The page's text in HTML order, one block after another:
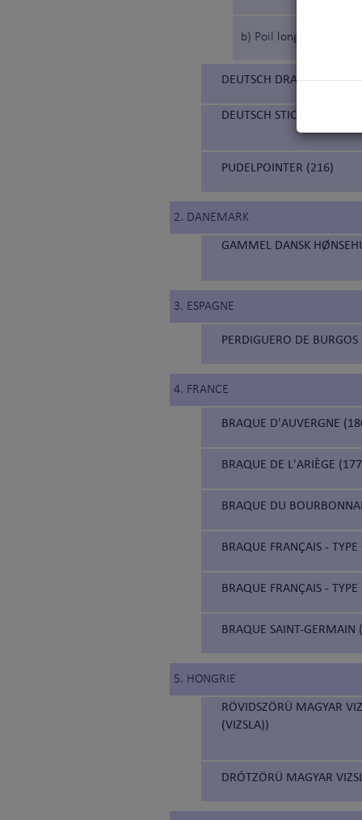
b) Poil long
DEUTSCH DRAHTHAAR
DEUTSCH STICHELHAAR
PUDELPOINTER (216)
2. DANEMARK
GAMMEL DANSK
3. ESPAGNE
PERDIGUERO DE
4. FRANCE
BRAQUE D'AUVERGNE
BRAQUE DE L'ARIÈGE
BRAQUE DU
BRAQUE FRANÇAIS -
BRAQUE FRANÇAIS -
BRAQUE SAINT-GERMAIN
5. HONGRIE
RÖVIDSZÖRÜ MAGYAR
(VIZSLA))
DRÓTZÖRÜ MAGYAR